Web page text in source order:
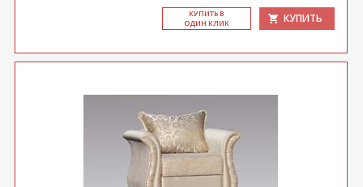
КУ­ПИТЬ В
ОДИН КЛИК
КУПИТЬ